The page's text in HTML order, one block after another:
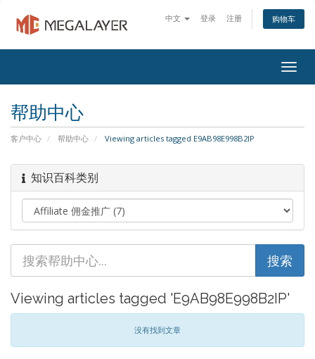
中文 登录 注册 购物车
帮助中心
客户中心 帮助中心 Viewing articles tagged E9AB98E998B2IP
知识百科类别
Viewing articles tagged 'E9AB98E998B2IP'
没有找到文章